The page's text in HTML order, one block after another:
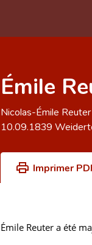
Émile
Nicolas-Émile Reuter
10.09.1839
Imprimer
Émile Reuter a été